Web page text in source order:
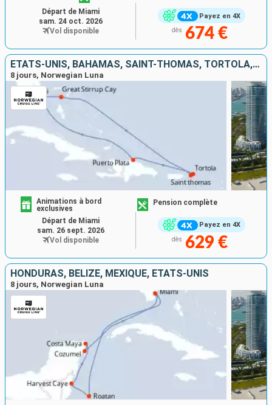
Payez en 4X
dès 674 €
Départ de Miami
sam. 24 oct. 2026
Vol disponible
ÉTATS-UNIS, BAHAMAS, SAINT-THOMAS, TORTOLA, RÉPUBLIQUE DOMINICAINE
8 jours, Norwegian Luna
Payez en 4X
Animations à bord
exclusives
Pension complète
dès 629 €
Départ de Miami
sam. 26 sept. 2026
Vol disponible
HONDURAS, BELIZE, MEXIQUE, ÉTATS-UNIS
8 jours, Norwegian Luna